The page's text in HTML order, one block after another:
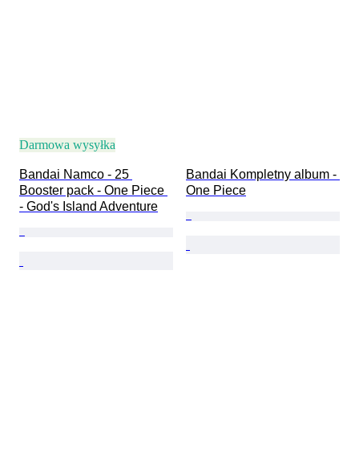
Darmowa wysyłka
Bandai Namco - 25
Booster pack - One Piece
- God's Island Adventure
Bandai Kompletny album -
One Piece